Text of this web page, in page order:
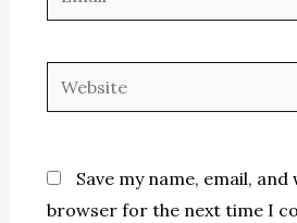
Website
Save my name, email,
browser for the next time I